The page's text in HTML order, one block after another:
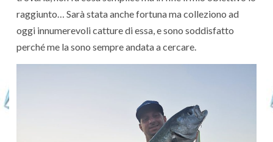
raggiunto… Sarà stata anche fortuna ma colleziono ad
oggi innumerevoli catture di essa, e sono soddisfatto
perché me la sono sempre andata a cercare.